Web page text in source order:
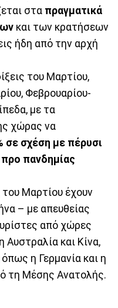
στα πραγματικά
και των κρατήσεων
ήδη από την αρχή
του Μαρτίου,
Φεβρουαρίου-
με τα
χώρας να
σε σχέση με πέρυσι
προ πανδημίας
Μαρτίου έχουν
– με απευθείας
από χώρες
και Κίνα,
η Γερμανία και η
τη Μέσης Ανατολής.